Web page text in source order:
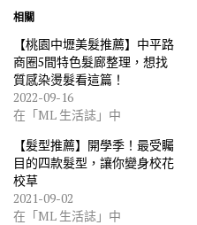
相關
【桃園中壢美髮推薦】中平路
商圈5間特色髮廊整理，想找
質感染燙髮看這篇！
2022-09-16
在「ML 生活誌」中
【髮型推薦】開學季！最受矚
目的四款髮型，讓你變身校花
校草
2021-09-02
在「ML 生活誌」中